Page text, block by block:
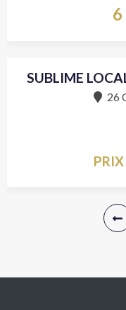
Vente
SUBLIME
26